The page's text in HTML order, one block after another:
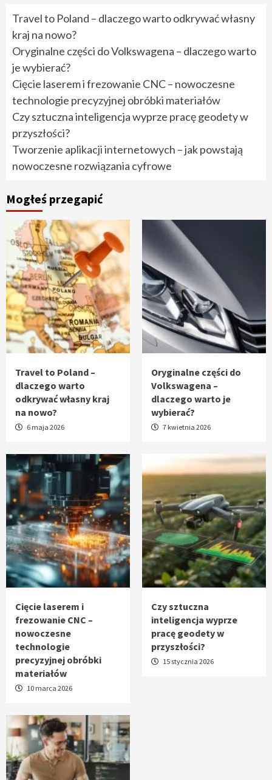
Travel to Poland – dlaczego warto odkrywać własny
kraj na nowo?
Oryginalne części do Volkswagena – dlaczego warto
je wybierać?
Cięcie laserem i frezowanie CNC – nowoczesne
technologie precyzyjnej obróbki materiałów
Czy sztuczna inteligencja wyprze pracę geodety w
przyszłości?
Tworzenie aplikacji internetowych – jak powstają
nowoczesne rozwiązania cyfrowe
Mogłeś przegapić
Travel to Poland –
dlaczego warto
odkrywać własny kraj
na nowo?
6 maja 2026
Oryginalne części do
Volkswagena –
dlaczego warto je
wybierać?
7 kwietnia 2026
Cięcie laserem i
frezowanie CNC –
nowoczesne
technologie
precyzyjnej obróbki
materiałów
10 marca 2026
Czy sztuczna
inteligencja wyprze
pracę geodety w
przyszłości?
15 stycznia 2026